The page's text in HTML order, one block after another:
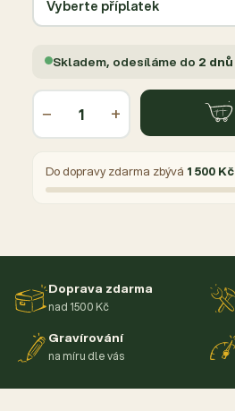
Skladem, odesíláme do 2 dnů
− +
Do dopravy zdarma zbývá 1 500 Kč
Doprava zdarma
nad 1500 Kč
Gravírování
na míru dle vás